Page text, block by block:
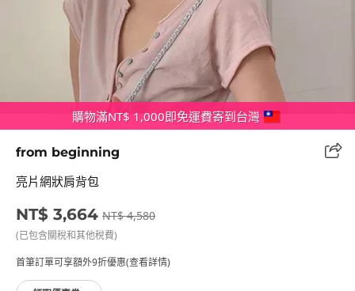
購物滿NT$ 1,000即免運費寄到台灣
from beginning
亮片網狀肩背包
NT$ 3,664 NT$ 4,580
(已包含關稅和其他稅費)
首筆訂單可享額外9折優惠(查看詳情)